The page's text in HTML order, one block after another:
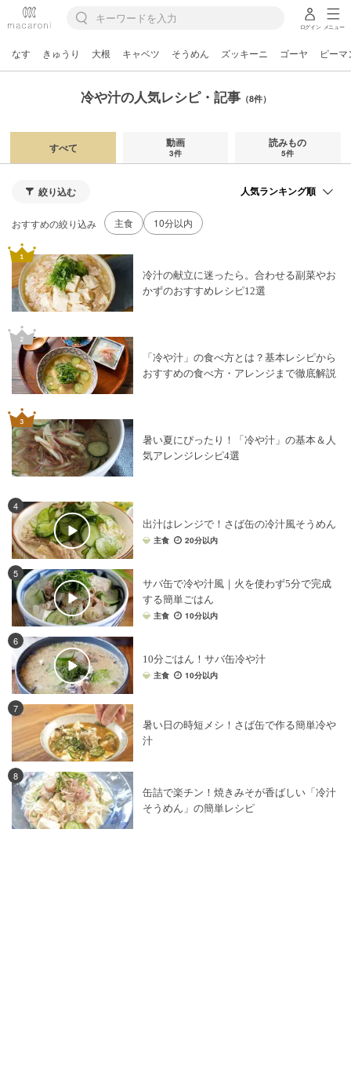
ログイン メニュー
なす きゅうり 大根 キャベツ そうめん ズッキーニ ゴーヤ ピーマ
冷や汁の人気レシピ・記事（8件）
すべて 動画
3件
読みもの
5件
絞り込む
おすすめの絞り込み 主食 10分以内
冷汁の献立に迷ったら。合わせる副菜やお
かずのおすすめレシピ12選
「冷や汁」の食べ方とは？基本レシピから
おすすめの食べ方・アレンジまで徹底解説
暑い夏にぴったり！「冷や汁」の基本＆人
気アレンジレシピ4選
4
出汁はレンジで！さば缶の冷汁風そうめん
主食 20分以内
5
サバ缶で冷や汁風｜火を使わず5分で完成
する簡単ごはん
主食 10分以内
6
10分ごはん！サバ缶冷や汁
主食 10分以内
7
暑い日の時短メシ！さば缶で作る簡単冷や
汁
8
缶詰で楽チン！焼きみそが香ばしい「冷汁
そうめん」の簡単レシピ